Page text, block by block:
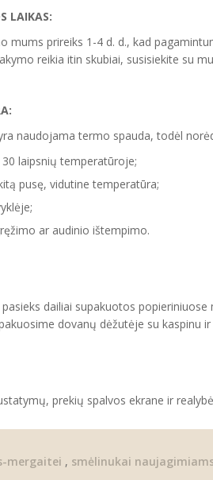
LAIKAS:
mums prireiks 1-4 d. d., kad
reikia itin skubiai, susisiekite su
naudojama termo spauda, todėl
laipsnių temperatūroje;
pusę, vidutine temperatūra;
ar audinio ištempimo.
dailiai supakuotos
dovanų dėžutėje su kaspinu
prekių spalvos ekrane ir
mergaitei , smėlinukai